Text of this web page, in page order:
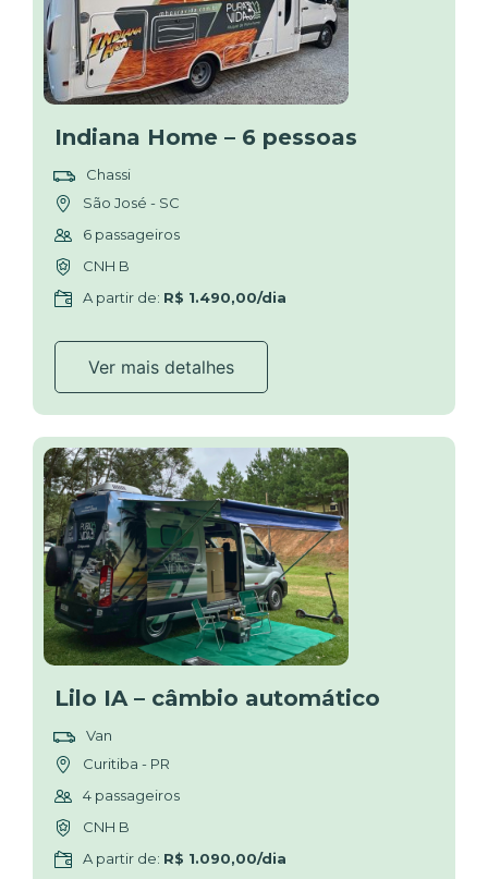
Indiana Home – 6 pessoas
Chassi
São José - SC
6 passageiros
CNH B
A partir de: R$ 1.490,00/dia
Ver mais detalhes
Lilo IA – câmbio automático
Van
Curitiba - PR
4 passageiros
CNH B
A partir de: R$ 1.090,00/dia